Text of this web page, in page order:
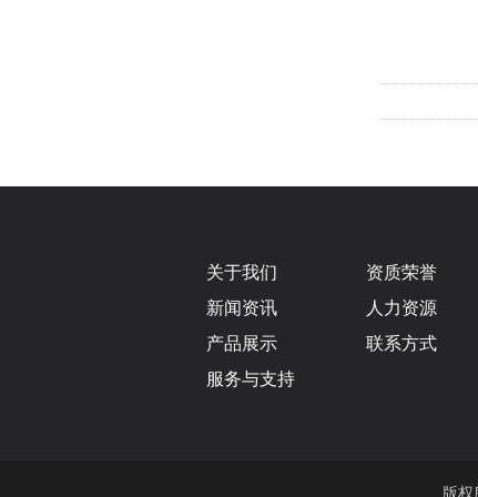
关于我们
资质荣誉
新闻资讯
人力资源
产品展示
联系方式
服务与支持
版权